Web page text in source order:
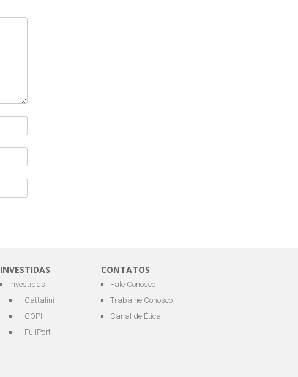
INVESTIDAS
Investidas
Cattalini
COPI
FullPort
CONTATOS
Fale Conosco
Trabalhe Conosco
Canal de Ética